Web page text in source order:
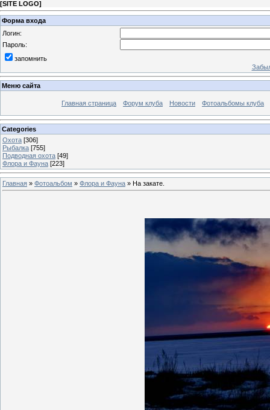
[SITE LOGO]
Форма входа
Логин:
Пароль:
запомнить
Меню сайта
Главная страница Форум клуба Новости Фотоальбомы клуба
Categories
Охота [306]
Рыбалка [755]
Подводная охота [49]
Флора и Фауна [223]
Главная » Фотоальбом » Флора и Фауна » На закате.